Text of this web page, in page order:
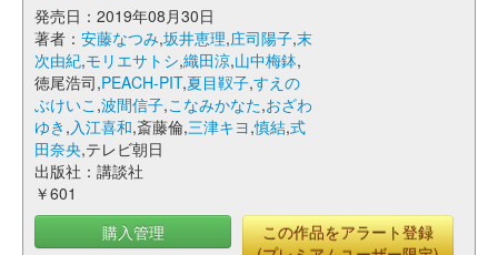
発売日：2019年08月30日
著者： 安藤なつみ,坂井恵理,庄司陽子,末
次由紀,モリエサトシ,織田涼,山中梅鉢,
徳尾浩司,PEACH-PIT,夏目靫子,すえの
ぶけいこ ,波間信子,こなみかなた,おざわ
ゆき ,入江喜和,斎藤倫,三津キヨ,慎結,式
田奈央,テレビ朝日
出版社：講談社
￥601
購入管理
この作品をアラート登録